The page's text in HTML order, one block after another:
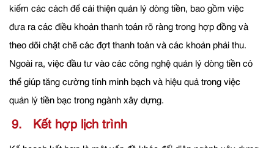
kiếm các cách để cải thiện quản lý dòng tiền, bao gồm việc
đưa ra các điều khoản thanh toán rõ ràng trong hợp đồng và
theo dõi chặt chẽ các đợt thanh toán và các khoản phải thu.
Ngoài ra, việc đầu tư vào các công nghệ quản lý dòng tiền có
thể giúp tăng cường tính minh bạch và hiệu quả trong việc
quản lý tiền bạc trong ngành xây dựng.
9. Kết hợp lịch trình